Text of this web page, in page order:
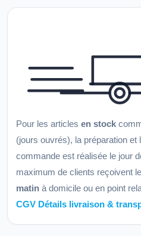
Pour les articles en stock
(jours ouvrés), la préparation et
commande est réalisée le jour
maximum de clients reçoivent
matin à domicile ou en point
CGV Détails livraison &